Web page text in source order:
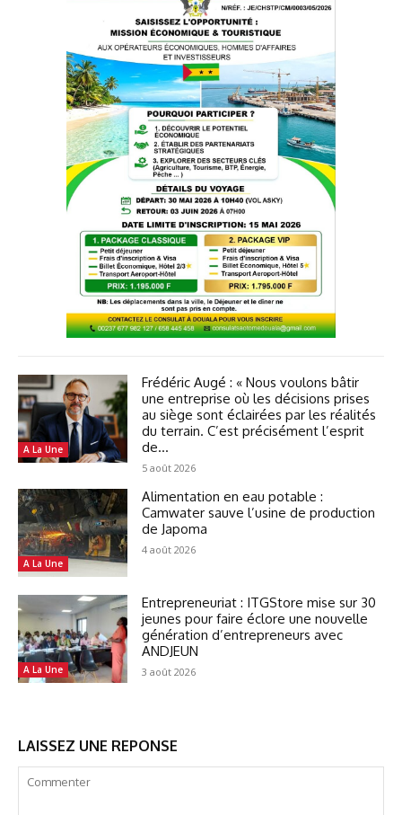
A La Une
Frédéric Augé : « Nous voulons bâtir
une entreprise où les décisions prises
au siège sont éclairées par les réalités
du terrain. C’est précisément l’esprit
de...
5 août 2026
A La Une
Alimentation en eau potable :
Camwater sauve l’usine de production
de Japoma
4 août 2026
A La Une
Entrepreneuriat : ITGStore mise sur 30
jeunes pour faire éclore une nouvelle
génération d’entrepreneurs avec
ANDJEUN
3 août 2026
LAISSEZ UNE REPONSE